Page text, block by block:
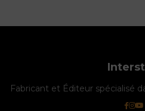
Fabricant et Éditeur spécialisé